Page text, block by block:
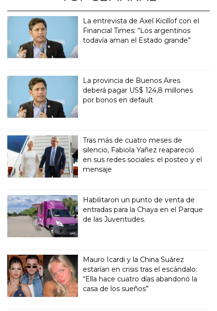
La entrevista de Axel Kicillof con el
Financial Times: “Los argentinos
todavía aman el Estado grande”
La provincia de Buenos Aires
deberá pagar US$ 124,8 millones
por bonos en default
Tras más de cuatro meses de
silencio, Fabiola Yañez reapareció
en sus redes sociales: el posteo y el
mensaje
Habilitaron un punto de venta de
entradas para la Chaya en el Parque
de las Juventudes.
Mauro Icardi y la China Suárez
estarían en crisis tras el escándalo:
“Ella hace cuatro días abandonó la
casa de los sueños”